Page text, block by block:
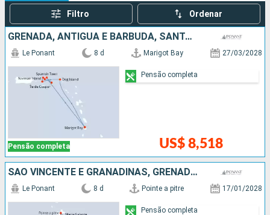
Filtro Ordenar
GRENADA, ANTIGUA E BARBUDA, SANTA LUCIA
Pensão completa
Le Ponant 8 d Marigot Bay 27/03/2028
US$ 8,518
Pensão completa
SÃO VINCENTE E GRANADINAS, GRENADA, SANTA LUCIA, REPUBLICA DOMINICANA
Le Ponant 8 d Pointe a pitre 17/01/2028
Pensão completa